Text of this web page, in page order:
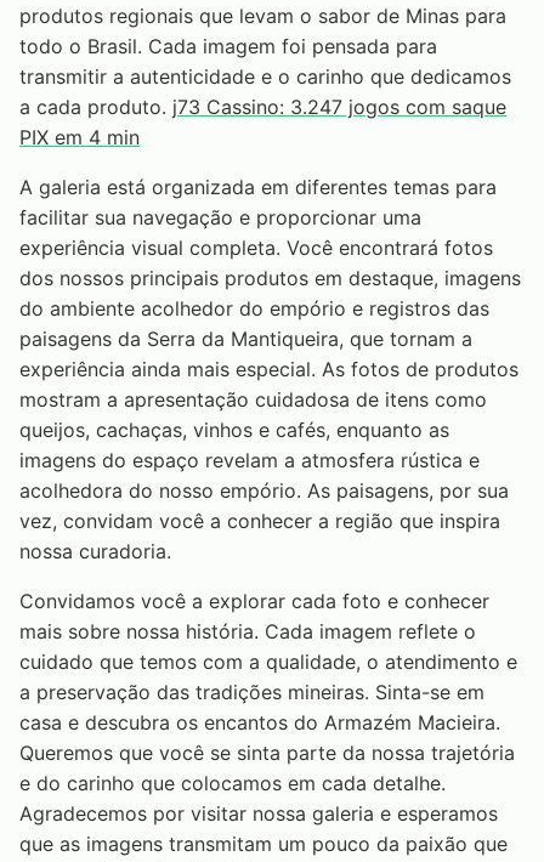
produtos regionais que levam o sabor de Minas para
todo o Brasil. Cada imagem foi pensada para
transmitir a autenticidade e o carinho que dedicamos
a cada produto. j73 Cassino: 3.247 jogos com saque
PIX em 4 min
A galeria está organizada em diferentes temas para
facilitar sua navegação e proporcionar uma
experiência visual completa. Você encontrará fotos
dos nossos principais produtos em destaque, imagens
do ambiente acolhedor do empório e registros das
paisagens da Serra da Mantiqueira, que tornam a
experiência ainda mais especial. As fotos de produtos
mostram a apresentação cuidadosa de itens como
queijos, cachaças, vinhos e cafés, enquanto as
imagens do espaço revelam a atmosfera rústica e
acolhedora do nosso empório. As paisagens, por sua
vez, convidam você a conhecer a região que inspira
nossa curadoria.
Convidamos você a explorar cada foto e conhecer
mais sobre nossa história. Cada imagem reflete o
cuidado que temos com a qualidade, o atendimento e
a preservação das tradições mineiras. Sinta-se em
casa e descubra os encantos do Armazém Macieira.
Queremos que você se sinta parte da nossa trajetória
e do carinho que colocamos em cada detalhe.
Agradecemos por visitar nossa galeria e esperamos
que as imagens transmitam um pouco da paixão que